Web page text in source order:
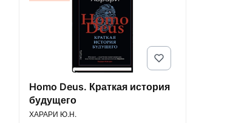
Homo Deus. Краткая история
будущего
ПРОИЗВОДИТЕЛЬ
ХАРАРИ Ю.Н.